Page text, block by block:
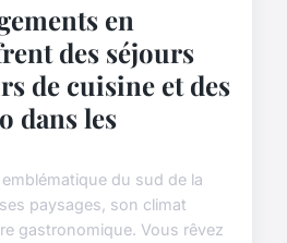
en
des séjours
de cuisine et des
dans les
du sud de la
paysages, son climat
gastronomique. Vous rêvez